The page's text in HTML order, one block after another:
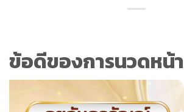
ข้อดีของการนวดหน้า